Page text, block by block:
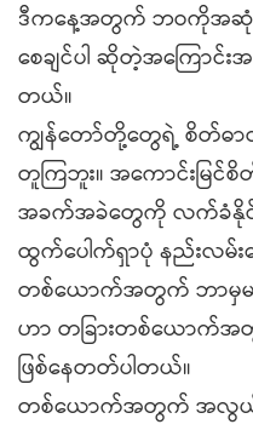
ဒီကနေ့အတွက် ဘဝကိုအဆုံ
စေချင်ပါ ဆိုတဲ့အကြော
တယ်။
ကျွန်တော်တို့တွေရဲ့ စိတ်ဓာ
တူကြဘူး။ အကောင်းမြင်
အခက်အခဲတွေကို လက်ခံနို
ထွက်ပေါက်ရှာပုံ နည်းလမ်
တစ်ယောက်အတွက် ဘာမှ
ဟာ တခြားတစ်ယောက်အ
ဖြစ်နေတတ်ပါတယ်။
တစ်ယောက်အတွက် အလွယ်